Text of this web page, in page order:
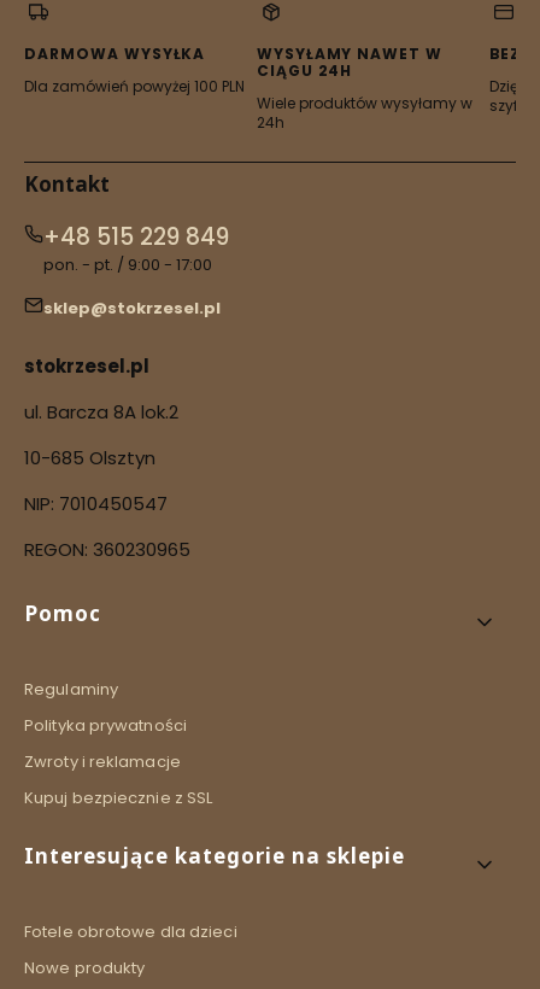
karcie)
karcie)
nowej
karcie)
karcie)
nowej
karcie)
DARMOWA WYSYŁKA
Dla zamówień powyżej 100 PLN
WYSYŁAMY NAWET W
CIĄGU 24H
Wiele produktów wysyłamy w
24h
Dzięki
Kontakt
+48 515 229 849
pon. - pt. / 9:00 - 17:00
sklep@stokrzesel.pl
stokrzesel.pl
ul. Barcza 8A lok.2
10-685 Olsztyn
NIP: 7010450547
REGON: 360230965
Linki w stopce
Pomoc
Regulaminy
Polityka prywatności
Zwroty i reklamacje
Kupuj bezpiecznie z SSL
Interesujące kategorie na sklepie
Fotele obrotowe dla dzieci
Nowe produkty